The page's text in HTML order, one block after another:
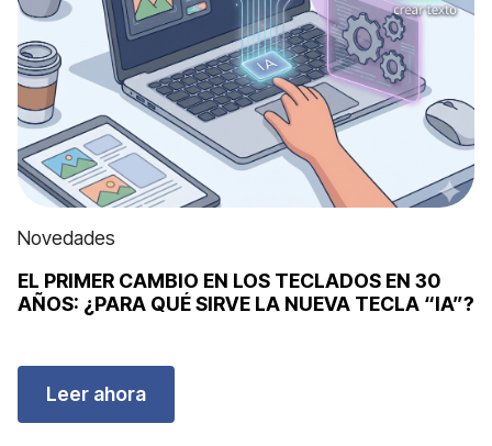
Novedades
EL PRIMER CAMBIO EN LOS TECLADOS EN 30
AÑOS: ¿PARA QUÉ SIRVE LA NUEVA TECLA “IA”?
Leer ahora